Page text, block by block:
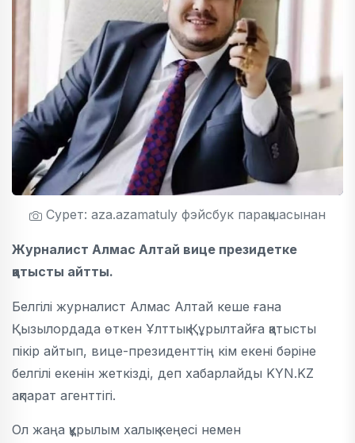
Сурет: aza.azamatuly фэйсбук парақшасынан
Журналист Алмас Алтай вице президетке
қатысты айтты.
Белгілі журналист Алмас Алтай кеше ғана
Қызылордада өткен Ұлттық Құрылтайға қатысты
пікір айтып, вице-президенттің кім екені бәріне
белгілі екенін жеткізді, деп хабарлайды KYN.KZ
ақпарат агенттігі.
Ол жаңа құрылым халық кеңесі немен